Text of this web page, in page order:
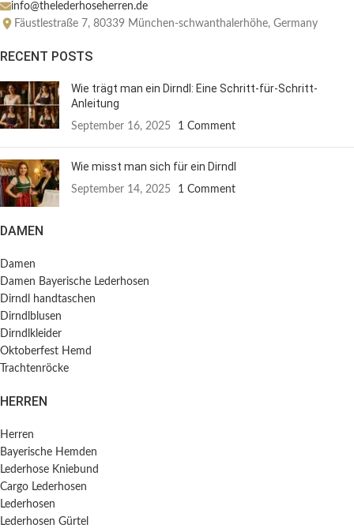
info@thelederhoseherren.de
Fäustlestraße 7, 80339 München-schwanthalerhöhe, Germany
RECENT POSTS
Wie trägt man ein Dirndl: Eine Schritt-für-Schritt-
Anleitung
September 16, 2025 1 Comment
Wie misst man sich für ein Dirndl
September 14, 2025 1 Comment
DAMEN
Damen
Damen Bayerische Lederhosen
Dirndl handtaschen
Dirndlblusen
Dirndlkleider
Oktoberfest Hemd
Trachtenröcke
HERREN
Herren
Bayerische Hemden​
Lederhose Kniebund
Cargo Lederhosen
Lederhosen
Lederhosen Gürtel